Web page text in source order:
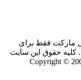
مارکت فقط برای
کلیه حقوق این سایت